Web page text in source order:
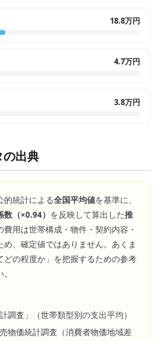
18.8万円
4.7万円
3.8万円
の出典
的統計による全国平均値を基準に、
数（×0.94） を反映して算出した推
費用は世帯構成・物件・契約内容・
、確定値ではありません。あくま
どの程度か」を把握するための参考
調査」（世帯類型別の支出平均）
物価統計調査（消費者物価地域差